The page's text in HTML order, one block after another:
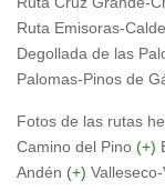
Ruta Emisoras-
Degollada de las
Palomas-Pinos de
Fotos de las rutas
Camino del Pino (+)
Andén (+)